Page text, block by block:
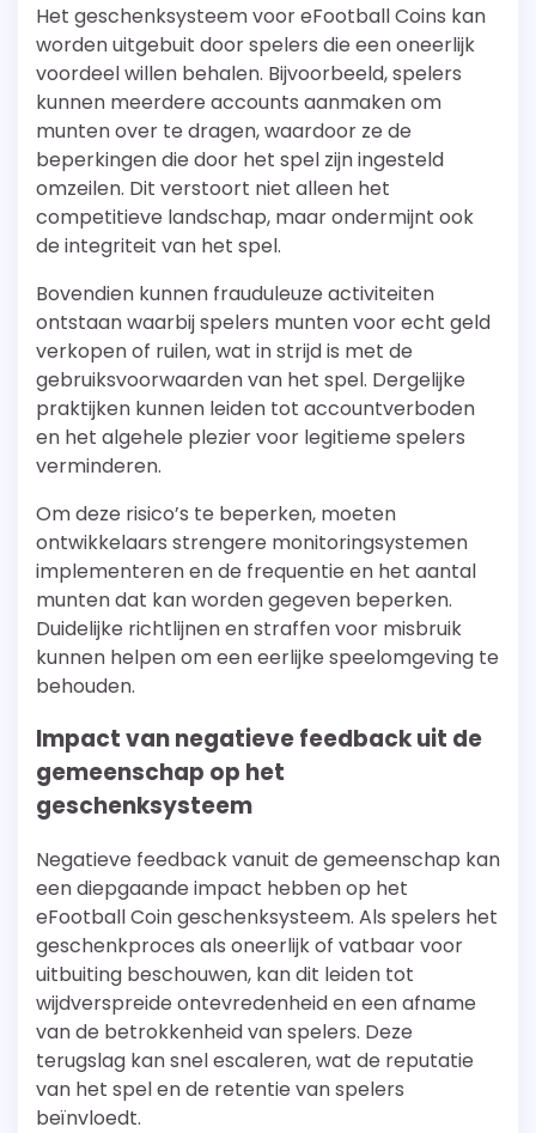
Het geschenksysteem voor eFootball Coins kan
worden uitgebuit door spelers die een oneerlijk
voordeel willen behalen. Bijvoorbeeld, spelers
kunnen meerdere accounts aanmaken om
munten over te dragen, waardoor ze de
beperkingen die door het spel zijn ingesteld
omzeilen. Dit verstoort niet alleen het
competitieve landschap, maar ondermijnt ook
de integriteit van het spel.
Bovendien kunnen frauduleuze activiteiten
ontstaan waarbij spelers munten voor echt geld
verkopen of ruilen, wat in strijd is met de
gebruiksvoorwaarden van het spel. Dergelijke
praktijken kunnen leiden tot accountverboden
en het algehele plezier voor legitieme spelers
verminderen.
Om deze risico’s te beperken, moeten
ontwikkelaars strengere monitoringsystemen
implementeren en de frequentie en het aantal
munten dat kan worden gegeven beperken.
Duidelijke richtlijnen en straffen voor misbruik
kunnen helpen om een eerlijke speelomgeving te
behouden.
Impact van negatieve feedback uit de
gemeenschap op het
geschenksysteem
Negatieve feedback vanuit de gemeenschap kan
een diepgaande impact hebben op het
eFootball Coin geschenksysteem. Als spelers het
geschenkproces als oneerlijk of vatbaar voor
uitbuiting beschouwen, kan dit leiden tot
wijdverspreide ontevredenheid en een afname
van de betrokkenheid van spelers. Deze
terugslag kan snel escaleren, wat de reputatie
van het spel en de retentie van spelers
beïnvloedt.